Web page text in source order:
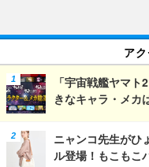
ア
「宇宙戦艦ヤマ
きなキャラ・メカ
ニャンコ先生がひ
ル登場！もこもこ